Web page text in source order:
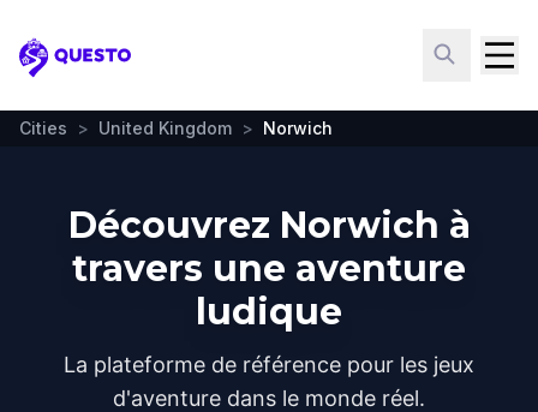
Questo
Cities > United Kingdom > Norwich
Découvrez Norwich à
travers une aventure
ludique
La plateforme de référence pour les jeux
d'aventure dans le monde réel.